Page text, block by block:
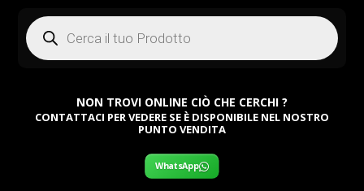
Products
search
NON TROVI ONLINE CIÒ CHE CERCHI ?
CONTATTACI PER VEDERE SE È DISPONIBILE NEL NOSTRO
PUNTO VENDITA
WhatsApp